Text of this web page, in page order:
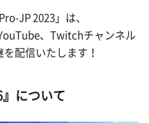
JP 2023」は、
、Twitchチャンネル
配信いたします！
』について